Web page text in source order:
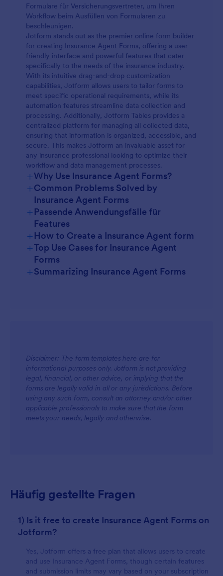
Formulare für Versicherungsvertreter, um Ihren
Workflow beim Ausfüllen von Formularen zu
beschleunigen.
Jotform stands out as the premier online form builder
for creating Insurance Agent Forms, offering a user-
friendly interface and powerful features that cater
specifically to the needs of the insurance industry.
With its intuitive drag-and-drop customization
capabilities, Jotform allows users to tailor forms to
meet specific operational requirements, while its
automation features streamline data collection and
processing. Additionally, Jotform Tables provides a
centralized platform for managing all collected data,
ensuring that information is organized, accessible, and
secure. This makes Jotform an invaluable asset for
any insurance professional looking to optimize their
workflow and data management processes.
+Why Use Insurance Agent Forms?
+Common Problems Solved by
Insurance Agent Forms
+Passende Anwendungsfälle für
Features
+How to Create a Insurance Agent form
+Top Use Cases for Insurance Agent
Forms
For Managers
For Teams
For Customers
+Summarizing Insurance Agent Forms
Disclaimer: The form templates here are for
informational purposes only. Jotform is not providing
legal, financial, or other advice, or implying that the
forms are legally valid in all or any jurisdictions. Before
using any such form, consult an attorney and/or other
applicable professionals to make sure that the form
meets your needs, legally and otherwise.
Häufig gestellte Fragen
- 1) Is it free to create Insurance Agent Forms on
Jotform?
Yes, Jotform offers a free plan that allows users to create
and use Insurance Agent Forms, though certain features
and submission limits may vary based on your subscription